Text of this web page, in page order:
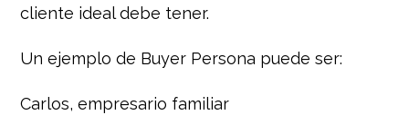
cliente ideal debe tener.
Un ejemplo de Buyer Persona puede ser:
Carlos, empresario familiar